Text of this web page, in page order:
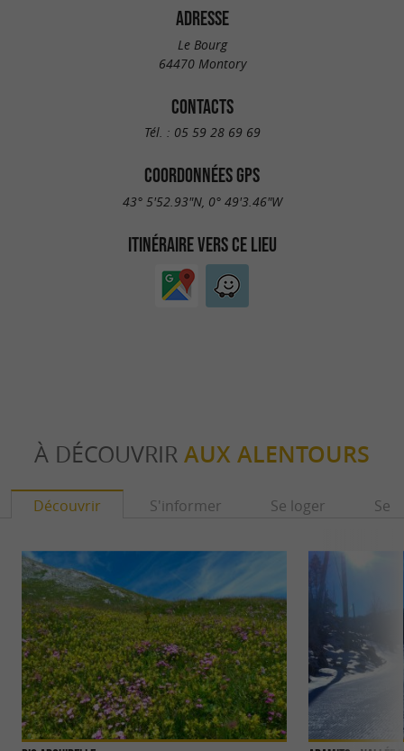
ADRESSE
Le Bourg
64470 Montory
CONTACTS
Tél. : 05 59 28 69 69
COORDONNÉES GPS
43° 5'52.93"N, 0° 49'3.46"W
ITINÉRAIRE VERS CE LIEU
À DÉCOUVRIR AUX ALENTOURS
Découvrir S'informer Se loger Se